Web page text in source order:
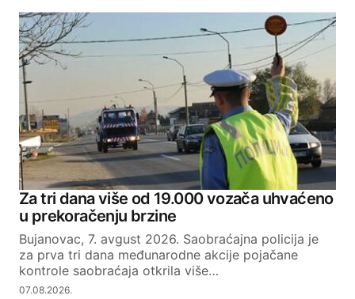
Za tri dana više od 19.000 vozača uhvaćeno
u prekoračenju brzine
Bujanovac, 7. avgust 2026. Saobraćajna policija je
za prva tri dana međunarodne akcije pojačane
kontrole saobraćaja otkrila više…
07.08.2026.